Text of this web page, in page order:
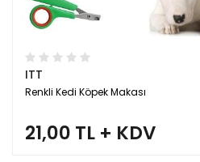
ITT
Renkli Kedi Köpek Makası
21,00 TL + KDV